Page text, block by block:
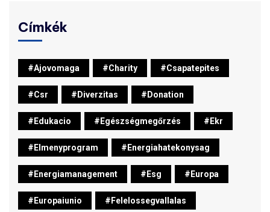
Címkék
#ajovomaga #charity #csapatepites
#csr #diverzitas #donation
#edukacio #egészségmegőrzés #ekr
#elmenyprogram #energiahatekonysag
#energiamanagement #esg #europa
#europaiunio #felelossegvallalas